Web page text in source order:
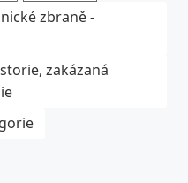
zbraně -
zakázaná